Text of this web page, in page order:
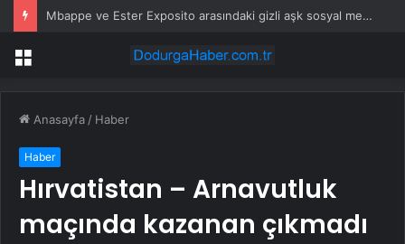
83,4 milyarlık dev kamu ihalesi yine iktidarın gözde şirketine
Menü
Anasayfa / Haber
Haber
Hırvatistan – Arnavutluk
maçında kazanan çıkmadı